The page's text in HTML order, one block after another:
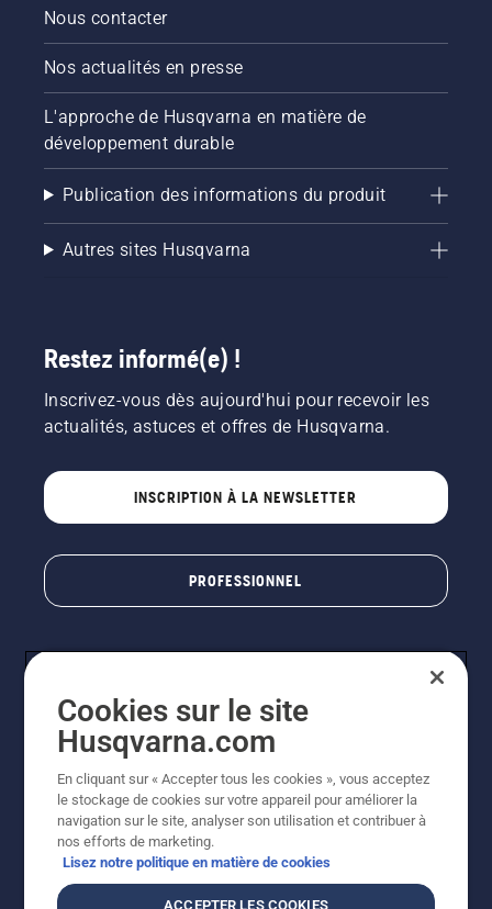
Nous contacter
Nos actualités en presse
L'approche de Husqvarna en matière de
développement durable
Publication des informations du produit
Autres sites Husqvarna
Restez informé(e) !
Inscrivez-vous dès aujourd'hui pour recevoir les
actualités, astuces et offres de Husqvarna.
INSCRIPTION À LA NEWSLETTER
PROFESSIONNEL
© Husqvarna AB (publ). Tous droits réservés. Les prix
indiqués sont des prix de vente conseillés. Photos non
contractuelles. Tous les prix indiqués sont des prix de
disponible pour un achat direct.
Cookies sur le site
Husqvarna.com
En cliquant sur « Accepter tous les cookies », vous acceptez
le stockage de cookies sur votre appareil pour améliorer la
navigation sur le site, analyser son utilisation et contribuer à
nos efforts de marketing.
Lisez notre politique en matière de cookies
ACCEPTER LES COOKIES